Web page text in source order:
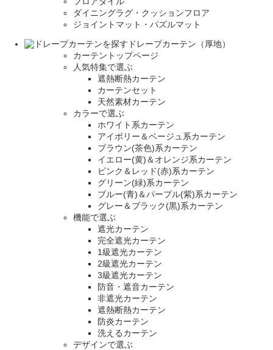
ダイニングラグ・クッションフロア
ジョイントマット・パズルマット
ドレープカーテン（厚地）
カーテントップページ
人気特集で選ぶ
遮熱断熱カーテン
カーテンセット
天然素材カーテン
カラーで選ぶ
ホワイト系カーテン
アイボリー＆ベージュ系カーテン
ブラウン(茶色)系カーテン
イエロー(黄)＆オレンジ系カーテン
ピンク＆レッド(赤)系カーテン
グリーン(緑)系カーテン
ブルー(青)＆パープル(紫)系カーテン
グレー＆ブラック(黒)系カーテン
機能で選ぶ
遮光カーテン
完全遮光カーテン
1級遮光カーテン
2級遮光カーテン
3級遮光カーテン
防音・遮音カーテン
非遮光カーテン
遮熱断熱カーテン
防炎カーテン
洗えるカーテン
デザインで選ぶ